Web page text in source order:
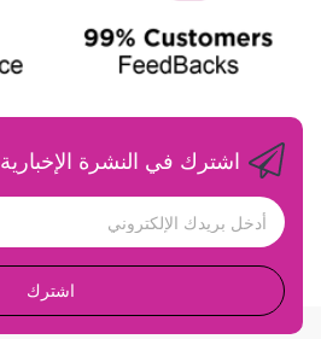
اشترك في النشرة الإخبارية
اشترك